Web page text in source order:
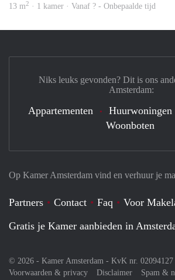
13 m2 · 1 kamer · Vanaf ? - Onbepaalde tijd
Op Kamer Amsterdam vind en verhuur je
Partners Contact Faq
Voor
Gratis je Kamer aanbieden in
© 2026 - Kamer Amsterdam - KvK nr. 02094127
Voorwaarden & privacy
Disclaimer Spam &
Niks leuks gevonden? Dit is ons
Amsterdam:
Appartementen Huurwoningen
Woonboten